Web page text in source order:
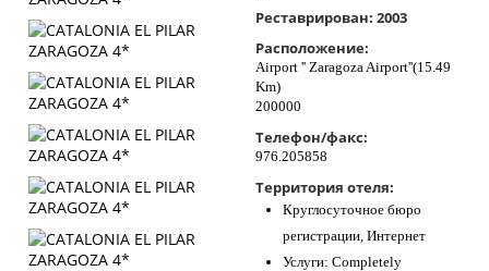
Реставрирован: 2003
Расположение:
Airport '' Zaragoza Airport''(15.49
Km)
200000
Телефон/факс:
976.205858
Территория отеля:
Круглосуточное бюро
регистрации, Интернет
Услуги: Completely